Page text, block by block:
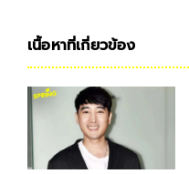
เนื้อหาที่เกี่ยวข้อง